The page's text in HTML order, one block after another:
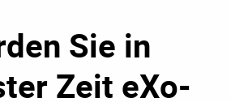
Sie in
Zeit eXo-